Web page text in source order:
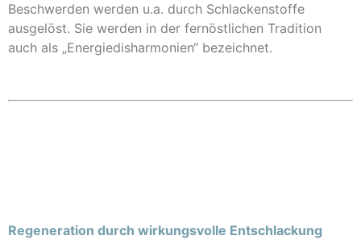
Beschwerden werden u.a. durch Schlackenstoffe
ausgelöst. Sie werden in der fernöstlichen Tradition
auch als „Energiedisharmonien“ bezeichnet.
Regeneration durch wirkungsvolle Entschlackung